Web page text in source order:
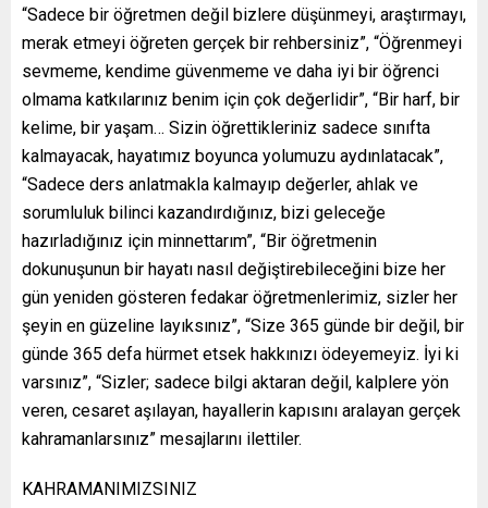
“Sadece bir öğretmen değil bizlere düşünmeyi, araştırmayı,
merak etmeyi öğreten gerçek bir rehbersiniz”, “Öğrenmeyi
sevmeme, kendime güvenmeme ve daha iyi bir öğrenci
olmama katkılarınız benim için çok değerlidir”, “Bir harf, bir
kelime, bir yaşam… Sizin öğrettikleriniz sadece sınıfta
kalmayacak, hayatımız boyunca yolumuzu aydınlatacak”,
“Sadece ders anlatmakla kalmayıp değerler, ahlak ve
sorumluluk bilinci kazandırdığınız, bizi geleceğe
hazırladığınız için minnettarım”, “Bir öğretmenin
dokunuşunun bir hayatı nasıl değiştirebileceğini bize her
gün yeniden gösteren fedakar öğretmenlerimiz, sizler her
şeyin en güzeline layıksınız”, “Size 365 günde bir değil, bir
günde 365 defa hürmet etsek hakkınızı ödeyemeyiz. İyi ki
varsınız”, “Sizler; sadece bilgi aktaran değil, kalplere yön
veren, cesaret aşılayan, hayallerin kapısını aralayan gerçek
kahramanlarsınız” mesajlarını ilettiler.
KAHRAMANIMIZSINIZ